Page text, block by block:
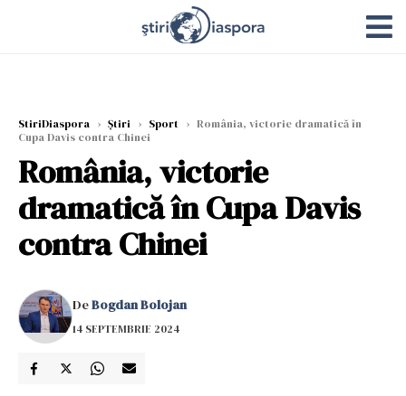
StiriDiaspora › Știri › Sport › România, victorie dramatică în
Cupa Davis contra Chinei
România, victorie
dramatică în Cupa Davis
contra Chinei
DeBogdan Bolojan
14 SEPTEMBRIE 2024